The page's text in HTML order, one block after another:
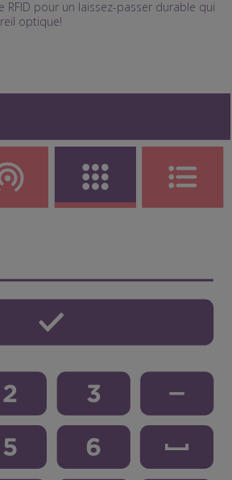
RFID pour un laissez-passer durable qui
optique!